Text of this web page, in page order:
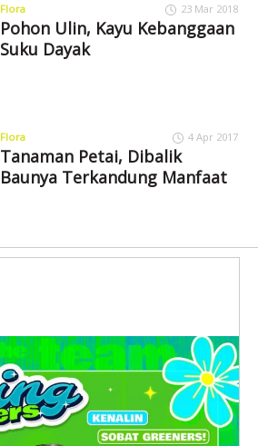
Flora 23 Mar 2018
Pohon Ulin, Kayu Kebanggaan
Suku Dayak
Flora 4 Apr 2017
Tanaman Petai, Dibalik
Baunya Terkandung Manfaat